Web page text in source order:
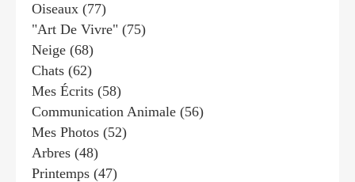
Oiseaux (77)
"art De Vivre" (75)
Neige (68)
Chats (62)
Mes Écrits (58)
Communication Animale (56)
Mes Photos (52)
Arbres (48)
Printemps (47)